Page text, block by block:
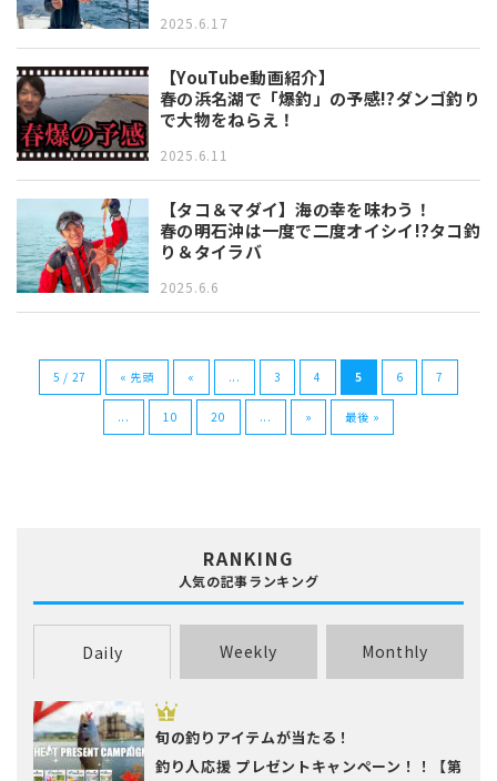
2025.6.17
【YouTube動画紹介】
春の浜名湖で「爆釣」の予感!?ダンゴ釣り
で大物をねらえ！
2025.6.11
【タコ＆マダイ】海の幸を味わう！
春の明石沖は一度で二度オイシイ!?タコ釣
り＆タイラバ
2025.6.6
5 / 27 « 先頭 « ... 3 4 5 6 7
... 10 20 ... » 最後 »
RANKING
人気の記事ランキング
Daily Weekly Monthly
旬の釣りアイテムが当たる！
釣り人応援 プレゼントキャンペーン！！【第